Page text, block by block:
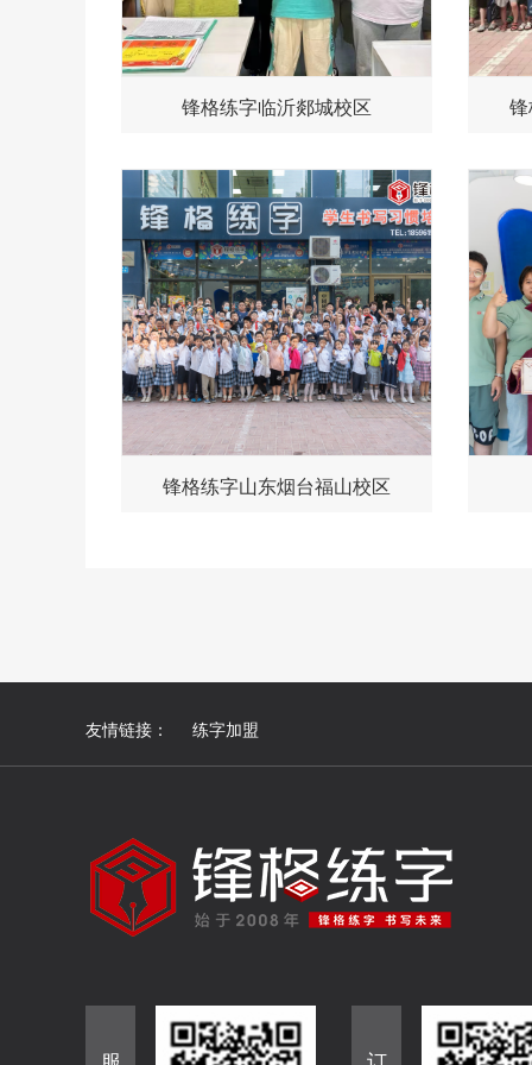
锋格练字临沂郯城校区 锋
锋格练字山东烟台福山校区
友情链接： 练字加盟